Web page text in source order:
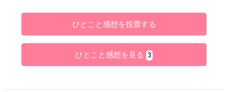
ひとこと感想を投票する
ひとこと感想を見る 3